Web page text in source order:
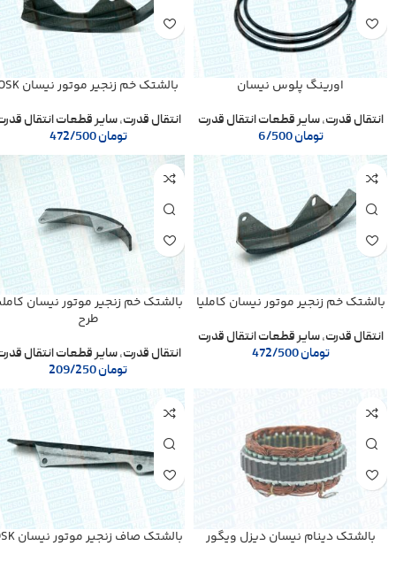
اورینگ پلوس نیسان
انتقال قدرت,سایر قطعات انتقال قدرت
تومان6/500
بالشتک خم زنجیر موتور نیسان OSK
انتقال قدرت,سایر قطعات انتقال
تومان472/500
بالشتک خم زنجیر موتور نیسان کاملیا
انتقال قدرت,سایر قطعات انتقال قدرت
تومان472/500
بالشتک خم زنجیر موتور نیسان
طرح
انتقال قدرت,سایر قطعات انتقال
تومان
بالشتک دینام نیسان دیزل ویگور بالشتک صاف زنجیر موتور نیسان OSK